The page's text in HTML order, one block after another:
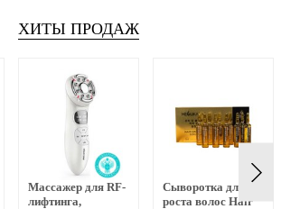
ХИТЫ ПРОДАЖ
Массажер для RF-
лифтинга,
Сыворотка для
роста волос Hair